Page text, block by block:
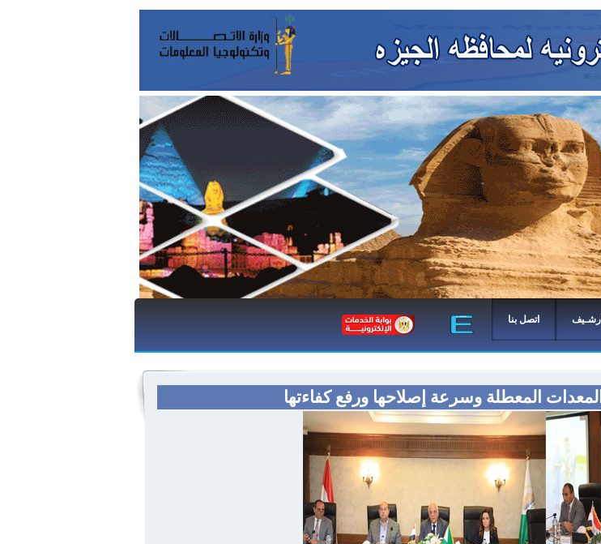
اتصل بنا
المعطلة وسرعة إصلاحها ورفع كفاءتها